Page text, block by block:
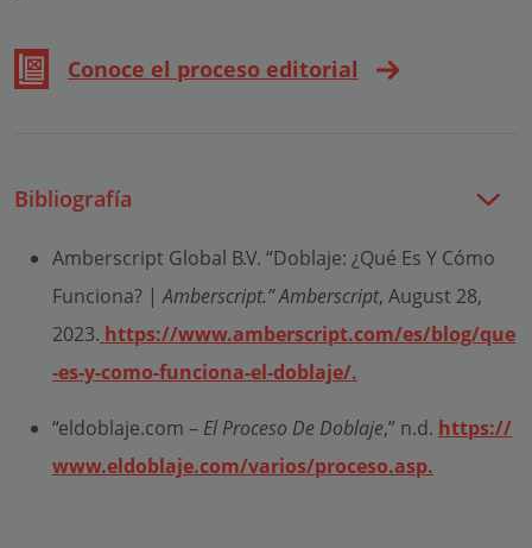
Conoce el proceso editorial
Bibliografía
Amberscript Global B.V. “Doblaje: ¿Qué Es Y Cómo
Funciona? |Amberscript.” Amberscript, August 28,
2023. https://www.amberscript.com/es/blog/que
-es-y-como-funciona-el-doblaje/.
“eldoblaje.com – El Proceso De Doblaje,” n.d. https://
www.eldoblaje.com/varios/proceso.asp.